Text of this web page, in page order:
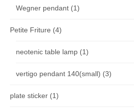
Wegner pendant (1)
Petite Friture (4)
neotenic table lamp (1)
vertigo pendant 140(small) (3)
plate sticker (1)